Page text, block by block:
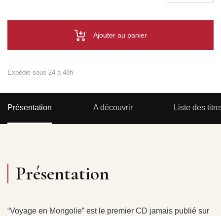
Ajouter au panier
Expédié sous 24 à 48h
Présentation A découvrir Liste des
Présentation
“Voyage en Mongolie” est le premier CD jamais publié sur